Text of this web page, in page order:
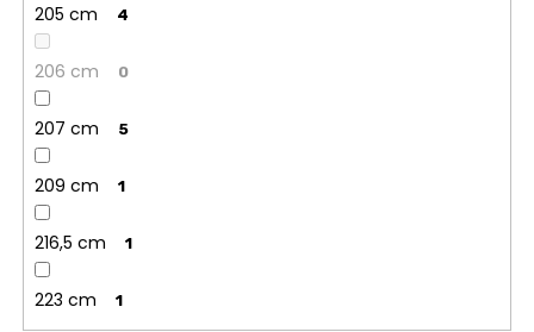
205 cm 4
206 cm 0
207 cm 5
209 cm 1
216,5 cm 1
223 cm 1